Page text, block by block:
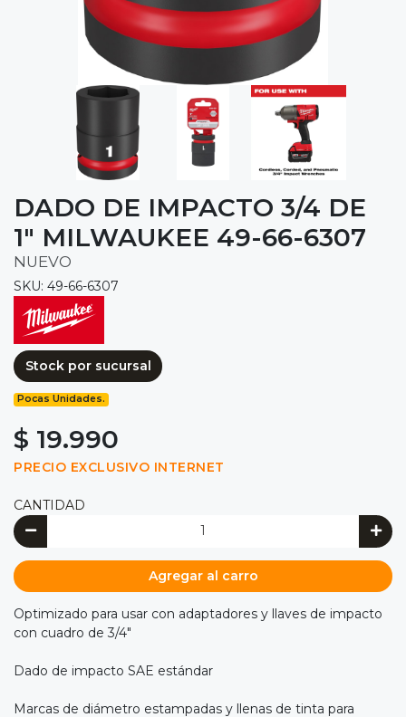
DADO DE IMPACTO 3/4 DE
1" MILWAUKEE 49-66-6307
NUEVO
SKU: 49-66-6307
Stock por sucursal
Pocas Unidades.
$ 19.990
PRECIO EXCLUSIVO INTERNET
CANTIDAD
Agregar al carro
Optimizado para usar con adaptadores y llaves de impacto
con cuadro de 3/4"
Dado de impacto SAE estándar
Marcas de diámetro estampadas y llenas de tinta para